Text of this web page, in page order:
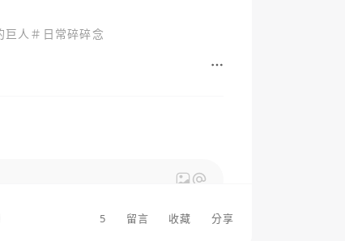
巨人 ＃ 日常碎碎念
5 留言 收藏 分享